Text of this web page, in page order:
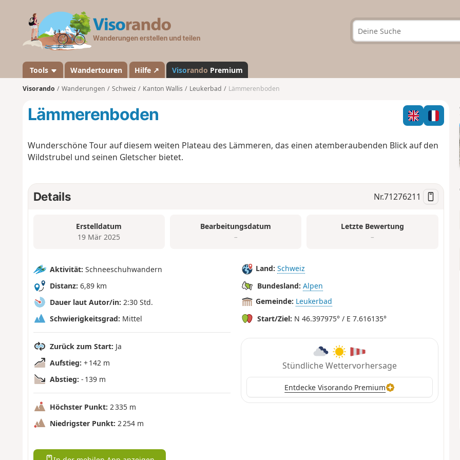
a
n
d
Tools Wandertouren Hilfe ↗ Visorando Premium
Visorando Wanderungen Schweiz Kanton Wallis Leukerbad Lämmerenboden
Lämmerenboden
Wunderschöne Tour auf diesem weiten Plateau des Lämmeren, das einen atemberaubenden Blick auf den
Wildstrubel und seinen Gletscher bietet.
Details Nr.71276211
Erstelldatum
19 Mär 2025
Bearbeitungsdatum
–
Letzte Bewertung
–
Aktivität: Schneeschuhwandern
Distanz: 6,89 km
Dauer laut Autor/in: 2:30 Std.
Schwierigkeitsgrad: Mittel
Zurück zum Start: Ja
Aufstieg: + 142 m
Abstieg: - 139 m
Höchster Punkt: 2 335 m
Niedrigster Punkt: 2 254 m
Land: Schweiz
Bundesland: Alpen
Gemeinde: Leukerbad
Start/Ziel: N 46.397975° / E 7.616135°
Stündliche Wettervorhersage
Entdecke Visorando Premium